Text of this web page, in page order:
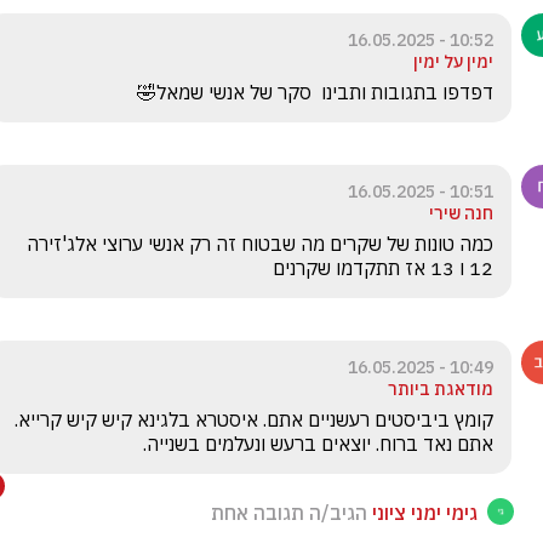
10:52 - 16.05.2025
ימין על ימין
דפדפו בתגובות ותבינו  סקר של אנשי שמאל🤣
10:51 - 16.05.2025
חנה שירי
12 ו 13 אז תתקדמו שקרנים
10:49 - 16.05.2025
מודאגת ביותר
אתם נאד ברוח. יוצאים ברעש ונעלמים בשנייה.
גימי ימני ציוני הגיב/ה תגובה אחת